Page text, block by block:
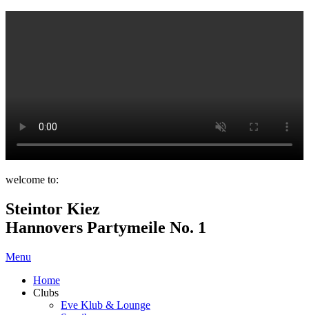
welcome to:
Steintor Kiez
Hannovers Partymeile No. 1
Menu
Home
Clubs
Eve Klub & Lounge